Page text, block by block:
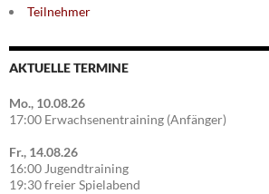
Teilnehmer
AKTUELLE TERMINE
Mo., 10.08.26
17:00 Erwachsenentraining (Anfänger)
Fr., 14.08.26
16:00 Jugendtraining
19:30 freier Spielabend